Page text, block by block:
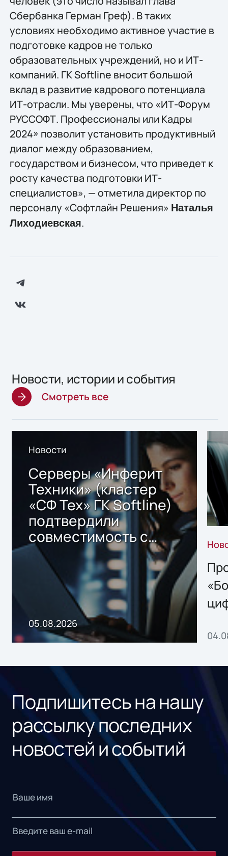
Сбербанка Герман Греф). В таких
условиях необходимо активное участие в
подготовке кадров не только
образовательных учреждений, но и ИТ-
компаний. ГК Softline вносит большой
вклад в развитие кадрового потенциала
ИТ-отрасли. Мы уверены, что «ИТ-Форум
РУССОФТ. Профессионалы или Кадры
2024» позволит установить продуктивный
диалог между образованием,
государством и бизнесом, что приведет к
росту качества подготовки ИТ-
специалистов», — отметила директор по
персоналу «Софтлайн Решения» Наталья
Лиходиевская.
Новости, истории и события
Смотреть все
Новости
Серверы «Инферит
Техники» (кластер
«СФ Тех» ГК Softline)
подтвердили
совместимость с
решением Sharx
Storage 2.x для
хранения данных
05.08.2026
Подпишитесь на нашу
рассылку последних
новостей и событий